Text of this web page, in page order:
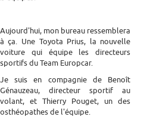
Aujourd'hui, mon bureau ressemblera
à ça. Une Toyota Prius, la nouvelle
voiture qui équipe les directeurs
sportifs du Team Europcar.
Je suis en compagnie de Benoît
Génauzeau, directeur sportif au
volant, et Thierry Pouget, un des
osthéopathes de l'équipe.